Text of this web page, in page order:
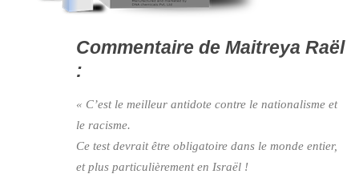
Commentaire de Maitreya Raël
:
« C’est le meilleur antidote contre le nationalisme et
le racisme.
Ce test devrait être obligatoire dans le monde entier,
et plus particulièrement en Israël !